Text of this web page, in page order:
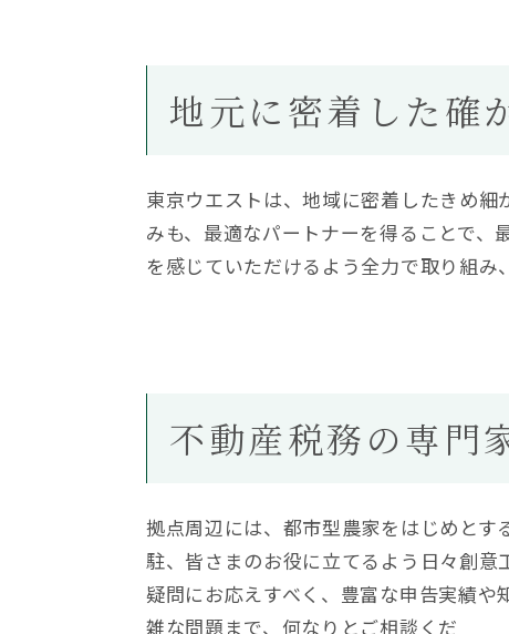
地元に密着した確
東京ウエストは、地域に密着したきめ
みも、最適なパートナーを得ることで
を感じていただけるよう全力で取り組み
不動産税務の専門
拠点周辺には、都市型農家をはじめと
駐、皆さまのお役に立てるよう日々創
疑問にお応えすべく、豊富な申告実績
雑な問題まで、何なりとご相談くだ